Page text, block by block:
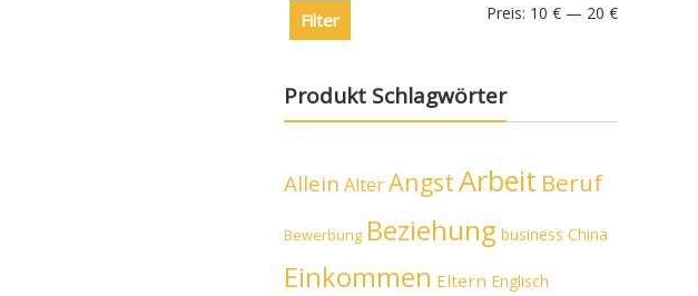
Filter Preis: 10 € — 20 €
Produkt Schlagwörter
Allein AlterAngstArbeit Beruf
Bewerbung Beziehung business China
Einkommen Eltern Englisch